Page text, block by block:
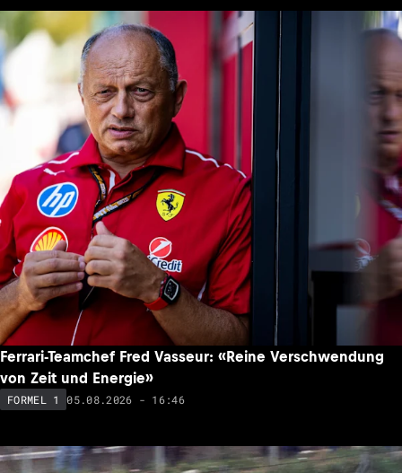
Ferrari-Teamchef Fred Vasseur: «Reine Verschwendung
von Zeit und Energie»
FORMEL 1 05.08.2026 - 16:46